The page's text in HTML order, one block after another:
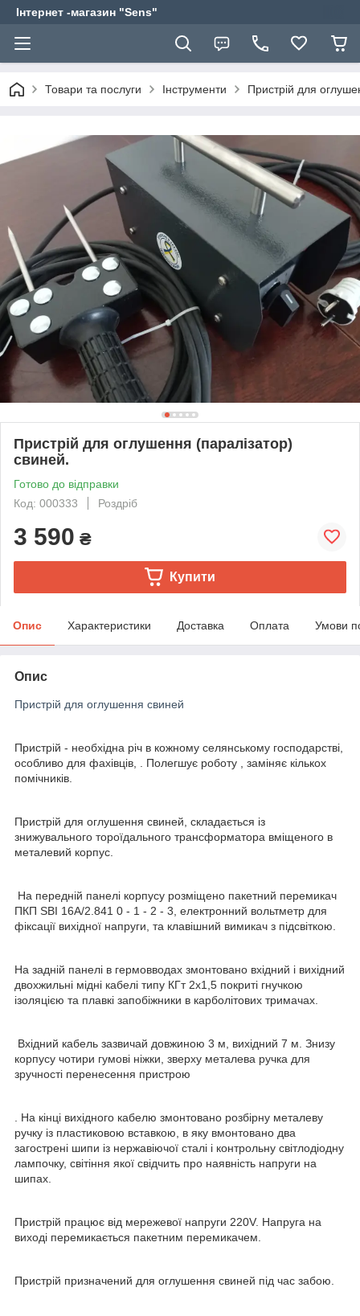
Інтернет -магазин "Sens"
Товари та послуги Інструменти Пристрій для
Пристрій для оглушення (паралізатор)
свиней.
Готово до відправки
Код: 000333
Роздріб
3 590 ₴
Купити
Опис Характеристики Доставка Оплата Умови
Опис
Пристрій для оглушення свиней
Пристрій - необхідна річ в кожному селянському господарстві,
особливо для фахівців, . Полегшує роботу , заміняє кількох
помічників.
Пристрій для оглушення свиней, складається із
знижувального тороїдального трансформатора вміщеного в
металевий корпус.
На передній панелі корпусу розміщено пакетний перемикач
ПКП SBI 16A/2.841 0 - 1 - 2 - 3, електронний вольтметр для
фіксації вихідної напруги, та клавішний вимикач з підсвіткою.
На задній панелі в гермовводах змонтовано вхідний і вихідний
двохжильні мідні кабелі типу КГт 2х1,5 покриті гнучкою
ізоляцією та плавкі запобіжники в карболітових тримачах.
Вхідний кабель зазвичай довжиною 3 м, вихідний 7 м. Знизу
корпусу чотири гумові ніжки, зверху металева ручка для
зручності перенесення пристрою
. На кінці вихідного кабелю змонтовано розбірну металеву
ручку із пластиковою вставкою, в яку вмонтовано два
загострені шипи із нержавіючої сталі і контрольну світлодіодну
лампочку, світіння якої свідчить про наявність напруги на
шипах.
Пристрій працює від мережевої напруги 220V. Напруга на
виході перемикається пакетним перемикачем.
Пристрій призначений для оглушення свиней під час забою.